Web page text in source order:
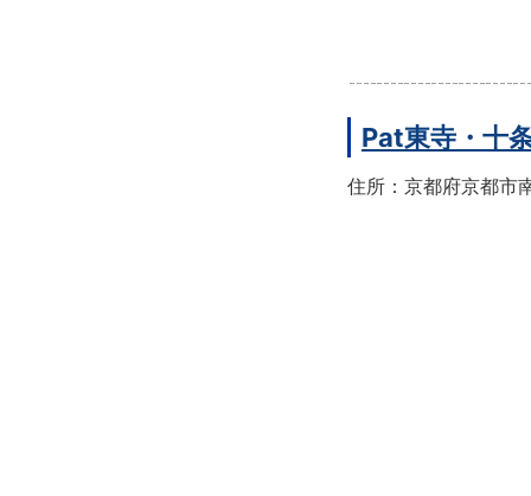
Pat東寺・十
住所：京都府京都市